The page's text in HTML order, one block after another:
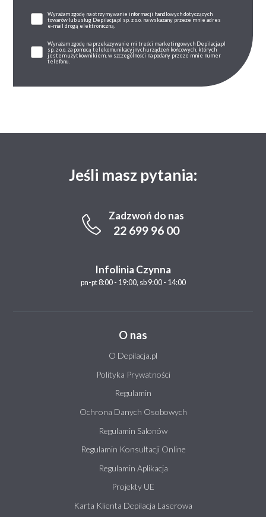
Wyrażam zgodę na otrzymywanie informacji handlowych dotyczących
towarów lub usług Depilacja.pl sp. z o.o. na wskazany przeze mnie adres
e-mail drogą elektroniczną.
Wyrażam zgodę na przekazywanie mi treści marketingowych Depilacja.pl
sp. z o.o. za pomocą telekomunikacyjnych urządzeń końcowych, których
jestem użytkownikiem, w szczególności na podany przeze mnie numer
telefonu.
Jeśli masz pytania:
Zadzwoń do nas
22 699 96 00
Infolinia Czynna
pn-pt 8:00 - 19:00, sb 9:00 - 14:00
O nas
O Depilacja.pl
Polityka Prywatności
Regulamin
Ochrona Danych Osobowych
Regulamin Salonów
Regulamin Konsultacji Online
Regulamin Aplikacja
Projekty UE
Karta Klienta Depilacja Laserowa